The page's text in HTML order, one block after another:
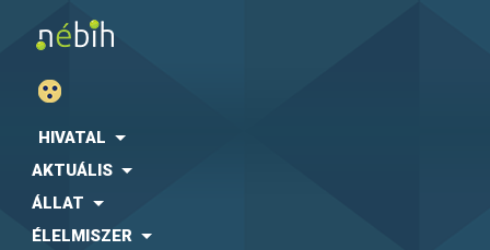
HIVATAL
AKTUÁLIS
ÁLLAT
ÉLELMISZER